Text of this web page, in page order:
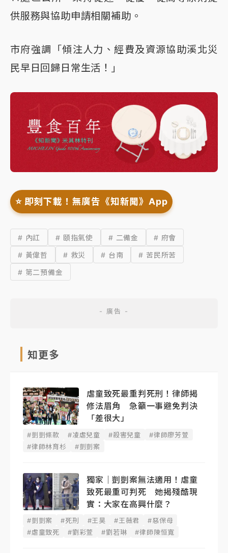
供服務與協助申請相關補助。
市府強調「傾注人力、經費及資源協助溪北災
民早日回歸日常生活！」
⭐️ 即刻下載！無廣告《知新聞》App
# 內訌 # 頤指氣使 # 二備金
# 府會
# 黃偉哲
# 救災 # 台南
# 苦民所苦
# 第二預備金
知更多
虐童致死最重判死刑！律師揭
修法眉角 急籲一事避免判決
「差很大」
#剴剴條款 #凌虐兒童 #殺害兒童
#律師廖芳萱
#律師林育杉
#剴剴案
獨家｜剴剴案無法適用！虐童
致死最重可判死 她揭殘酷現
實：大家在高興什麼？
#剴剴案 #死刑 #王昊 #王薇君
#惡保母
#虐童致死
#劉彩萱 #劉若琳 #律師陳恒寬